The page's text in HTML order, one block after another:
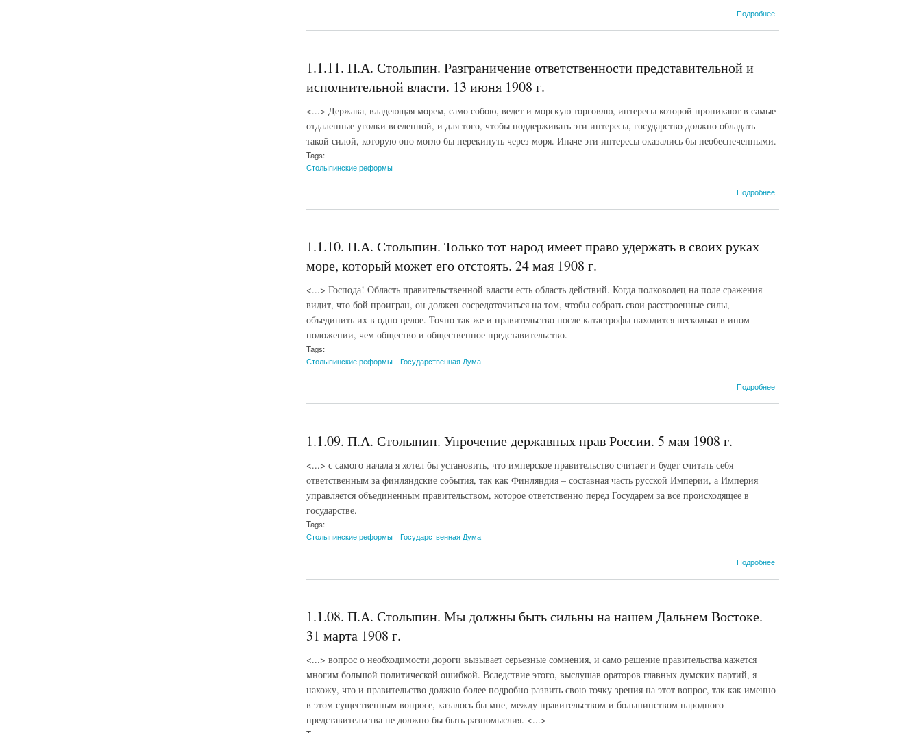
Подробнее
1.1.11. П.А. Столыпин. Разграничение ответственности представительной и
исполнительной власти. 13 июня 1908 г.
<...> Держава, владеющая морем, само собою, ведет и морскую торговлю, интересы которой проникают в самые
отдаленные уголки вселенной, и для того, чтобы поддерживать эти интересы, государство должно обладать
такой силой, которую оно могло бы перекинуть через моря. Иначе эти интересы оказались бы необеспеченными.
Tags:
Столыпинские реформы
Подробнее
1.1.10. П.А. Столыпин. Только тот народ имеет право удержать в своих руках
море, который может его отстоять. 24 мая 1908 г.
<...> Господа! Область правительственной власти есть область действий. Когда полководец на поле сражения
видит, что бой проигран, он должен сосредоточиться на том, чтобы собрать свои расстроенные силы,
объединить их в одно целое. Точно так же и правительство после катастрофы находится несколько в ином
положении, чем общество и общественное представительство.
Tags:
Столыпинские реформы
Государственная Дума
Подробнее
Столыпин.
1.1.09. П.А. Столыпин. Упрочение державных прав России. 5 мая 1908 г.
<...> с самого начала я хотел бы установить, что имперское правительство считает и будет считать себя
ответственным за финляндские события, так как Финляндия – составная часть русской Империи, а Империя
управляется объединенным правительством, которое ответственно перед Государем за все происходящее в
государстве.
Tags:
Столыпинские реформы
Государственная Дума
Подробнее
Столыпин.
1.1.08. П.А. Столыпин. Мы должны быть сильны на нашем Дальнем Востоке.
31 марта 1908 г.
<...> вопрос о необходимости дороги вызывает серьезные сомнения, и само решение правительства кажется
многим большой политической ошибкой. Вследствие этого, выслушав ораторов главных думских партий, я
нахожу, что и правительство должно более подробно развить свою точку зрения на этот вопрос, так как именно
в этом существенным вопросе, казалось бы мне, между правительством и большинством народного
представительства не должно бы быть разномыслия. <...>